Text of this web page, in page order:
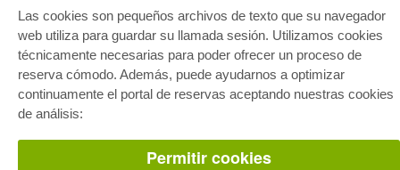
Las cookies son pequeños archivos de texto que su navegador
web utiliza para guardar su llamada sesión. Utilizamos cookies
técnicamente necesarias para poder ofrecer un proceso de
reserva cómodo. Además, puede ayudarnos a optimizar
continuamente el portal de reservas aceptando nuestras cookies
de análisis:
Permitir cookies
E-COLLECTION
Paquete entero
Paquete de especialidades
Pick & Choose
Facilitación de E-Books
Preguntas mas frequentes(FAQ)